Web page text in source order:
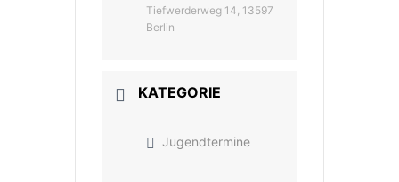
Tiefwerderweg 14, 13597
Berlin
KATEGORIE
Jugendtermine